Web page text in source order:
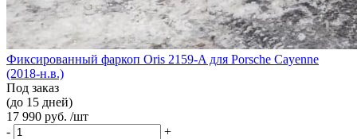
Фиксированный фаркоп Oris 2159-A для Porsche Cayenne
(2018-н.в.)
Под заказ
(до 15 дней)
17 990 руб. /шт
-
+